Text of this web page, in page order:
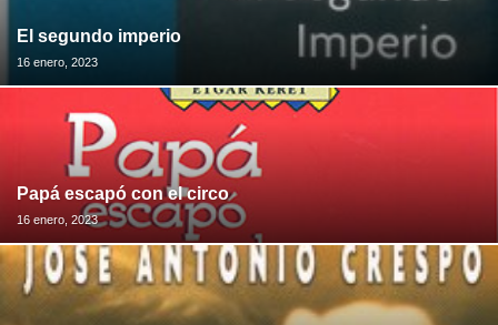
El segundo imperio
16 enero, 2023
Papá escapó con el circo
16 enero, 2023